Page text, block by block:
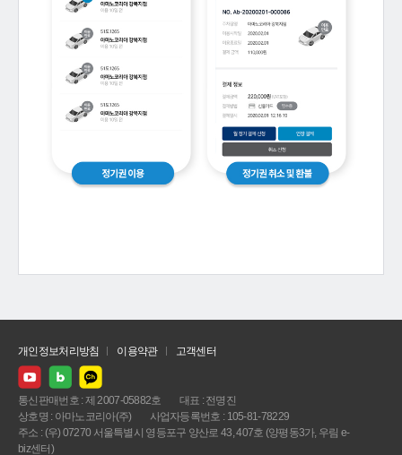
개인정보처리방침 이용약관 고객센터
통신판매번호 : 제 2007-05882호
대표 : 전명진
상호명 : 아마노코리아(주)
사업자등록번호 : 105-81-78229
주소 : (우) 07270 서울특별시 영등포구 양산로 43, 407호 (양평동3가, 우림 e-
biz센터)